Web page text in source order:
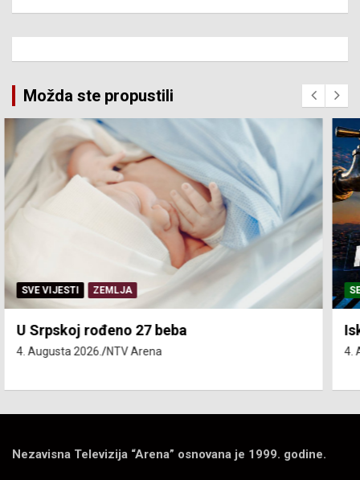
Možda ste propustili
SERVISNE INFORMACIJE
Isključenja vode – utorak 4. avgust
4. Augusta 2026. NTV Arena
Nezavisna Televizija “Arena” osnovana je 1999. godine.